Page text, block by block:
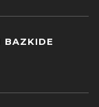
BAZKIDE